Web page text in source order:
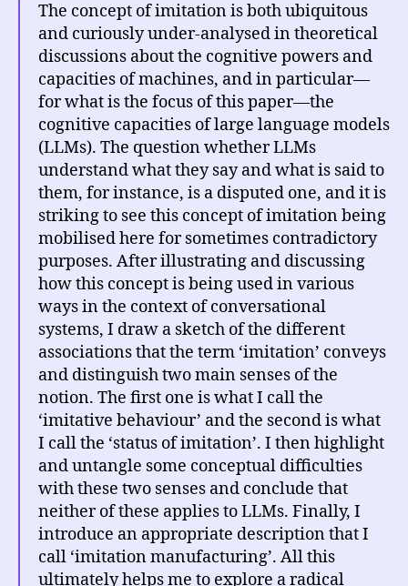
The concept of imitation is both ubiquitous
and curiously under-analysed in theoretical
discussions about the cognitive powers and
capacities of machines, and in particular—
for what is the focus of this paper—the
cognitive capacities of large language models
(LLMs). The question whether LLMs
understand what they say and what is said to
them, for instance, is a disputed one, and it is
striking to see this concept of imitation being
mobilised here for sometimes contradictory
purposes. After illustrating and discussing
how this concept is being used in various
ways in the context of conversational
systems, I draw a sketch of the different
associations that the term ‘imitation’ conveys
and distinguish two main senses of the
notion. The first one is what I call the
‘imitative behaviour’ and the second is what
I call the ‘status of imitation’. I then highlight
and untangle some conceptual difficulties
with these two senses and conclude that
neither of these applies to LLMs. Finally, I
introduce an appropriate description that I
call ‘imitation manufacturing’. All this
ultimately helps me to explore a radical